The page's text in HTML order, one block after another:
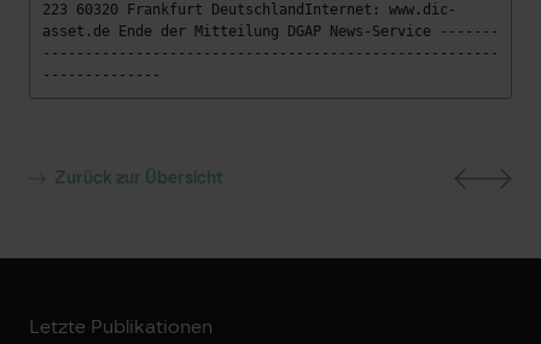
223 60320 Frankfurt DeutschlandInternet: www.dic-
asset.de Ende der Mitteilung DGAP News-Service -------
------------------------------------------------------
--------------
Zurück zur Übersicht
Letzte Publikationen